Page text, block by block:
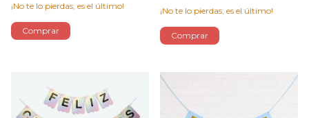
¡No te lo pierdas, es el último! ¡No te lo pierdas, es el último!